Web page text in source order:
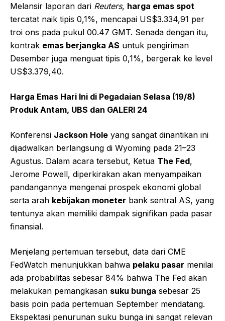
Melansir laporan dari Reuters, harga emas spot
tercatat naik tipis 0,1%, mencapai US$3.334,91 per
troi ons pada pukul 00.47 GMT. Senada dengan itu,
kontrak emas berjangka AS untuk pengiriman
Desember juga menguat tipis 0,1%, bergerak ke level
US$3.379,40.
Harga Emas Hari Ini di Pegadaian Selasa (19/8)
Produk Antam, UBS dan GALERI 24
Konferensi Jackson Hole yang sangat dinantikan ini
dijadwalkan berlangsung di Wyoming pada 21–23
Agustus. Dalam acara tersebut, Ketua The Fed,
Jerome Powell, diperkirakan akan menyampaikan
pandangannya mengenai prospek ekonomi global
serta arah kebijakan moneter bank sentral AS, yang
tentunya akan memiliki dampak signifikan pada pasar
finansial.
Menjelang pertemuan tersebut, data dari CME
FedWatch menunjukkan bahwa pelaku pasar menilai
ada probabilitas sebesar 84% bahwa The Fed akan
melakukan pemangkasan suku bunga sebesar 25
basis poin pada pertemuan September mendatang.
Ekspektasi penurunan suku bunga ini sangat relevan